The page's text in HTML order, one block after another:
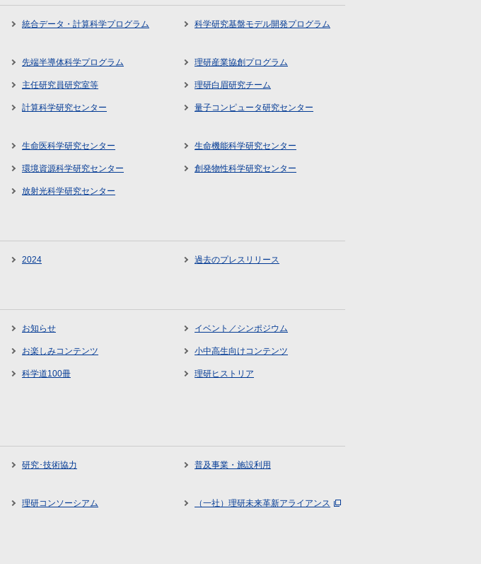
統合データ・計算科学プログラム 科学研究基盤モデル開発プログラム
先端半導体科学プログラム 理研産業協創プログラム
主任研究員研究室等 理研白眉研究チーム
計算科学研究センター 量子コンピュータ研究センター
生命医科学研究センター 生命機能科学研究センター
環境資源科学研究センター 創発物性科学研究センター
放射光科学研究センター
2024 過去のプレスリリース
お知らせ イベント／シンポジウム
お楽しみコンテンツ 小中高生向けコンテンツ
科学道100冊 理研ヒストリア
研究･技術協力 普及事業・施設利用
理研コンソーシアム （一社）理研未来革新アライアンス